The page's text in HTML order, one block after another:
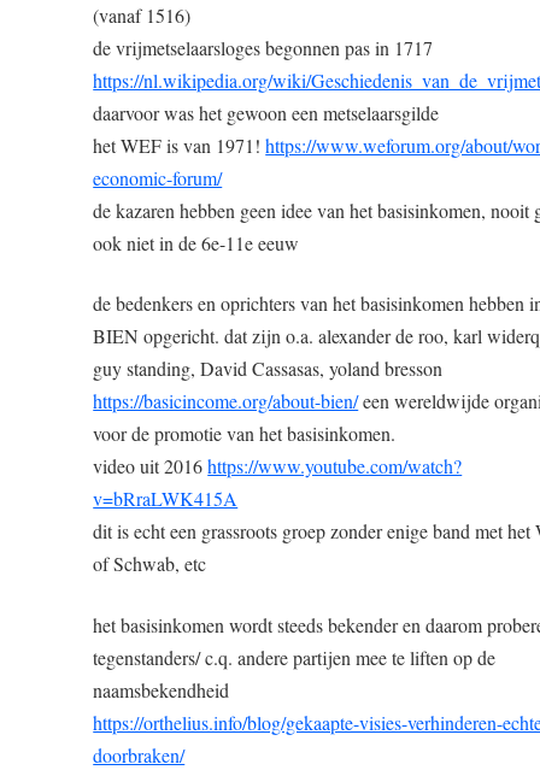
(vanaf 1516)
de vrijmetselaarsloges begonnen pas in 1717
https://nl.wikipedia.org/wiki/
daarvoor was het gewoon een metselaarsgilde
het WEF is van 1971!https://www.weforum.org/about/
economic-forum/
de kazaren hebben geen idee van het basisinkomen, nooit
ook niet in de 6e-11e eeuw
de bedenkers en oprichters van het basisinkomen hebben
BIEN opgericht. dat zijn o.a. alexander de roo, karl
guy standing, David Cassasas, yoland bresson
https://basicincome.org/about-bien/een wereldwijde
voor de promotie van het basisinkomen.
video uit 2016https://www.youtube.com/watch?
v=bRraLWK415A
dit is echt een grassroots groep zonder enige band met het
of Schwab, etc
het basisinkomen wordt steeds bekender en daarom
tegenstanders/ c.q. andere partijen mee te liften op de
naamsbekendheid
https://orthelius.info/blog/gekaapte-visies-verhinderen-
doorbraken/